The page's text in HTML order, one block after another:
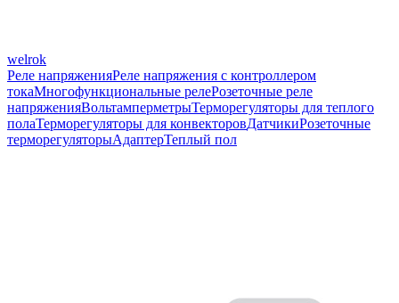
welrok
Реле напряженияРеле напряжения с контроллером
токаМногофункциональные релеРозеточные реле
напряженияВольтамперметрыТерморегуляторы для теплого
полаТерморегуляторы для конвекторовДатчикиРозеточные
терморегуляторыАдаптерТеплый пол